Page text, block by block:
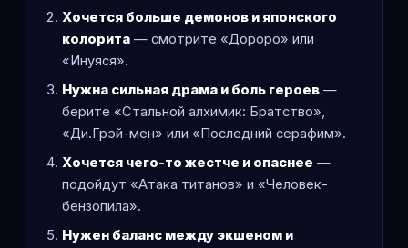
Хочется больше демонов и японского
колорита— смотрите «Дороро» или
«Инуяся».
Нужна сильная драма и боль героев—
берите «Стальной алхимик: Братство»,
«Ди.Грэй-мен» или «Последний серафим».
Хочется чего-то жестче и опаснее —
подойдут «Атака титанов» и «Человек-
бензопила».
Нужен баланс между экшеном и